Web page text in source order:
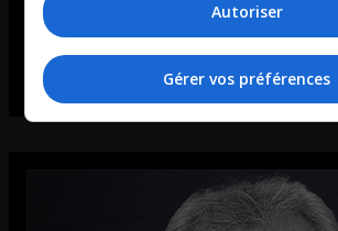
Autoriser
Gérer vos préférences